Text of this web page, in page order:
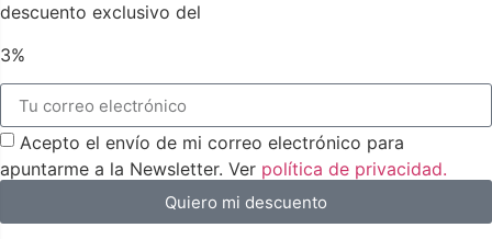
descuento exclusivo del
3%
Acepto el envío de mi correo electrónico para
apuntarme a la Newsletter. Ver política de privacidad.
Quiero mi descuento